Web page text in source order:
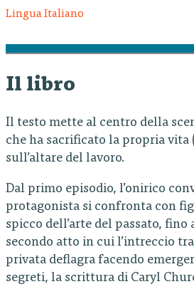
Lingua Italiano
Il libro
Il testo mette al centro della
che ha sacrificato la propria vita
sull’altare del lavoro.
Dal primo episodio, l’onirico
protagonista si confronta con
spicco dell’arte del passato,
secondo atto in cui l’intreccio
privata deflagra facendo
segreti, la scrittura di Caryl